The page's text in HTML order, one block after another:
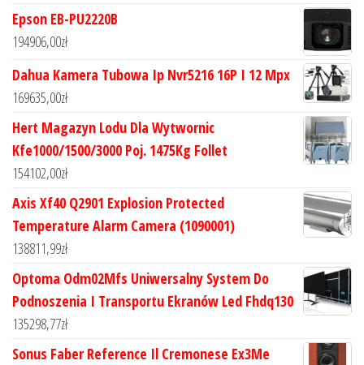
Epson EB-PU2220B
194906,00zł
Dahua Kamera Tubowa Ip Nvr5216 16P I 12 Mpx
169635,00zł
Hert Magazyn Lodu Dla Wytwornic
Kfe1000/1500/3000 Poj. 1475Kg Follet
154102,00zł
Axis Xf40 Q2901 Explosion Protected
Temperature Alarm Camera (1090001)
138811,99zł
Optoma Odm02Mfs Uniwersalny System Do
Podnoszenia I Transportu Ekranów Led Fhdq130
135298,77zł
Sonus Faber Reference Il Cremonese Ex3Me